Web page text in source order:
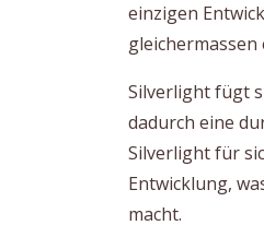
einzigen
Silverlight fügt
dadurch eine
Silverlight für
Entwicklung,
macht.